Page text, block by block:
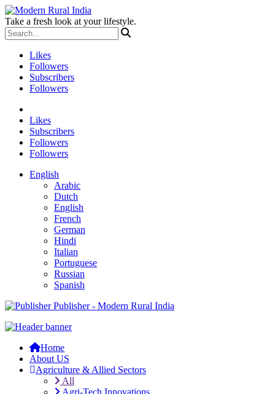
Take a fresh look at your lifestyle.
Likes
Followers
Subscribers
Followers
Likes
Subscribers
Followers
Followers
English
Arabic
Dutch
English
French
German
Hindi
Italian
Portuguese
Russian
Spanish
Publisher - Modern Rural India
Home
About US
Agriculture & Allied Sectors
All
Agri-Tech Innovations